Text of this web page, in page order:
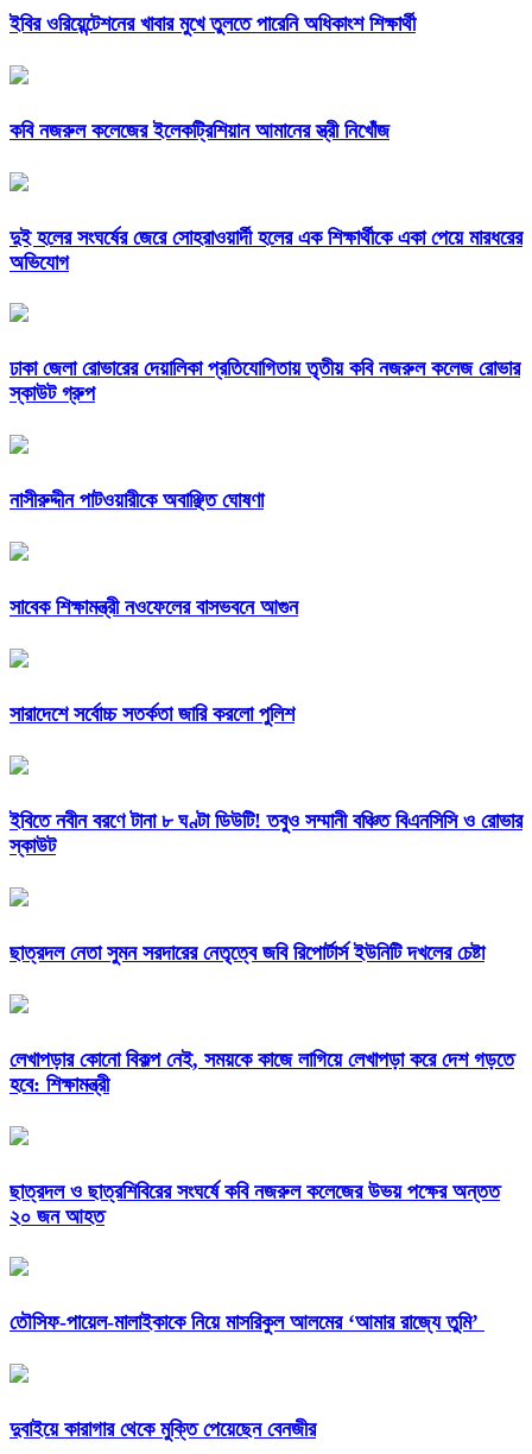
ইবির ওরিয়েন্টেশনের খাবার মুখে তুলতে পারেনি অধিকাংশ শিক্ষার্থী
কবি নজরুল কলেজের ইলেকট্রিশিয়ান আমানের স্ত্রী নিখোঁজ
দুই হলের সংঘর্ষের জেরে সোহরাওয়ার্দী হলের এক শিক্ষার্থীকে একা পেয়ে মারধরের
অভিযোগ
ঢাকা জেলা রোভারের দেয়ালিকা প্রতিযোগিতায় তৃতীয় কবি নজরুল কলেজ রোভার
স্কাউট গ্রুপ
নাসীরুদ্দীন পাটওয়ারীকে অবাঞ্ছিত ঘোষণা
সাবেক শিক্ষামন্ত্রী নওফেলের বাসভবনে আগুন
সারাদেশে সর্বোচ্চ সতর্কতা জারি করলো পুলিশ
ইবিতে নবীন বরণে টানা ৮ ঘণ্টা ডিউটি! তবুও সম্মানী বঞ্চিত বিএনসিসি ও রোভার
স্কাউট
ছাত্রদল নেতা সুমন সরদারের নেতৃত্বে জবি রিপোর্টার্স ইউনিটি দখলের চেষ্টা
লেখাপড়ার কোনো বিকল্প নেই, সময়কে কাজে লাগিয়ে লেখাপড়া করে দেশ গড়তে
হবে: শিক্ষামন্ত্রী
ছাত্রদল ও ছাত্রশিবিরের সংঘর্ষে কবি নজরুল কলেজের উভয় পক্ষের অন্তত
২০ জন আহত
তৌসিফ-পায়েল-মালাইকাকে নিয়ে মাসরিকুল আলমের ‘আমার রাজ্যে তুমি’
দুবাইয়ে কারাগার থেকে মুক্তি পেয়েছেন বেনজীর